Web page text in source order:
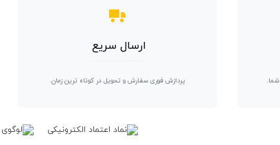
شما.
ارسال سریع
پردازش فوری سفارش و تحویل در کوتاه ترین زمان.